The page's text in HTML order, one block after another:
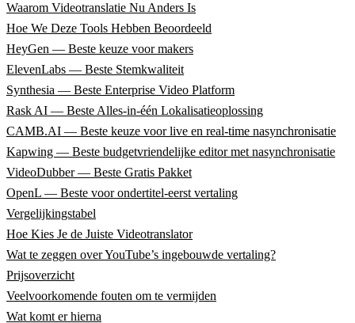
Waarom Videotranslatie Nu Anders Is
Hoe We Deze Tools Hebben Beoordeeld
HeyGen — Beste keuze voor makers
ElevenLabs — Beste Stemkwaliteit
Synthesia — Beste Enterprise Video Platform
Rask AI — Beste Alles-in-één Lokalisatieoplossing
CAMB.AI — Beste keuze voor live en real-time nasynchronisatie
Kapwing — Beste budgetvriendelijke editor met nasynchronisatie
VideoDubber — Beste Gratis Pakket
OpenL — Beste voor ondertitel-eerst vertaling
Vergelijkingstabel
Hoe Kies Je de Juiste Videotranslator
Wat te zeggen over YouTube’s ingebouwde vertaling?
Prijsoverzicht
Veelvoorkomende fouten om te vermijden
Wat komt er hierna